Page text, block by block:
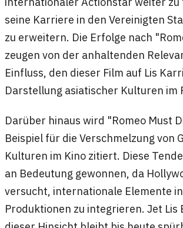
seine Karriere in den Vereinigten
zu erweitern. Die Erfolge nach
zeugen von der anhaltenden
Einfluss, den dieser Film auf Lis
Darstellung asiatischer Kulturen im
Darüber hinaus wird "Romeo Must
Beispiel für die Verschmelzung von
Kulturen im Kino zitiert. Diese
an Bedeutung gewonnen, da
versucht, internationale Elemente
Produktionen zu integrieren. Jet Lis